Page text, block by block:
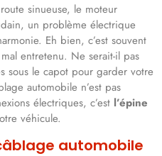
sinueuse, le moteur
un problème électrique
Eh bien, c’est souvent
entretenu. Ne serait-il pas
sous le capot pour garder votre
automobile n’est pas
électriques, c’est l’épine
véhicule.
automobile